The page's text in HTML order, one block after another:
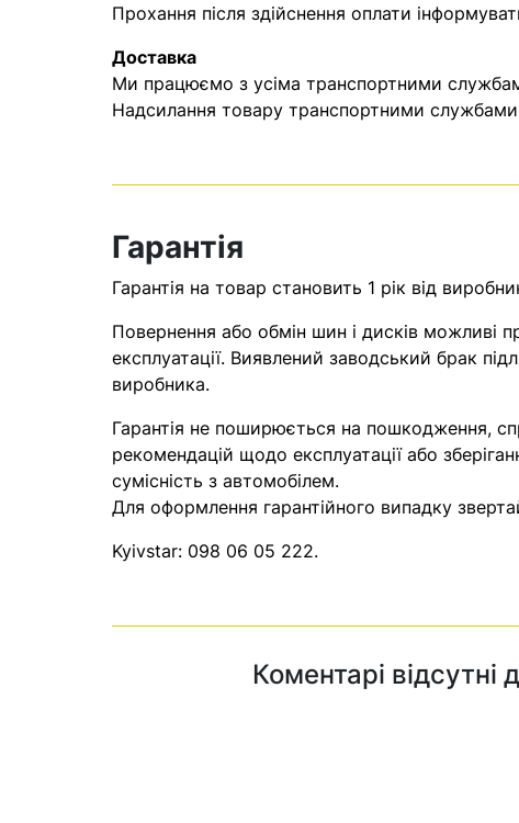
Прохання після здійснення оплати
Доставка
Ми працюємо з усіма транспортними
Надсилання товару транспортними службами
Гарантія
Гарантія на товар становить 1 рік від
Повернення або обмін шин і дисків можливі
експлуатації. Виявлений заводський брак
виробника.
Гарантія не поширюється на пошкодження,
рекомендацій щодо експлуатації або
сумісність з автомобілем.
Для оформлення гарантійного випадку
Kyivstar: 098 06 05 222.
Коментарі відсутні